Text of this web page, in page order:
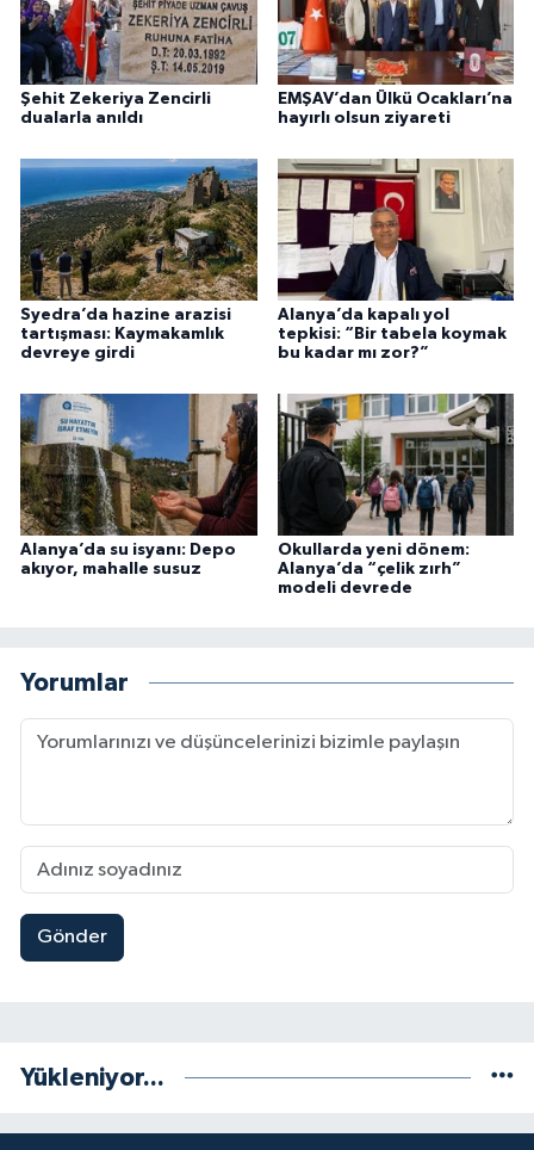
Şehit Zekeriya Zencirli
dualarla anıldı
EMŞAV’dan Ülkü Ocakları’na
hayırlı olsun ziyareti
Syedra’da hazine arazisi
tartışması: Kaymakamlık
devreye girdi
Alanya’da kapalı yol
tepkisi: “Bir tabela koymak
bu kadar mı zor?”
Alanya’da su isyanı: Depo
akıyor, mahalle susuz
Okullarda yeni dönem:
Alanya’da “çelik zırh”
modeli devrede
Yorumlar
Gönder
Yükleniyor...